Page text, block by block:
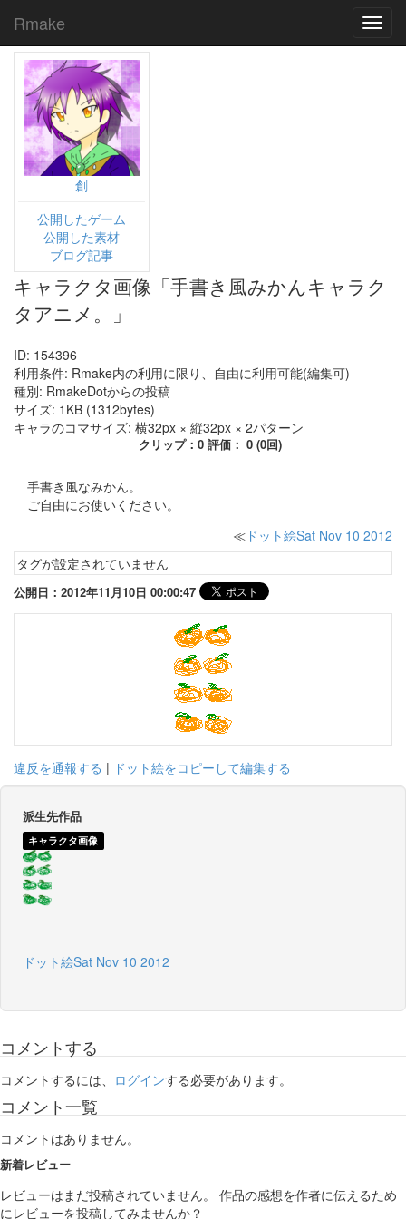
Rmake
創
公開したゲーム
公開した素材
ブログ記事
キャラクタ画像「手書き風みかんキャラク
タアニメ。」
ID: 154396
利用条件: Rmake内の利用に限り、自由に利用可能(編集可)
種別: RmakeDotからの投稿
サイズ: 1KB (1312bytes)
キャラのコマサイズ: 横32px × 縦32px × 2パターン
クリップ：0 評価： 0 (0回)
手書き風なみかん。
ご自由にお使いください。
≪ ドット絵Sat Nov 10 2012
タグが設定されていません
公開日：2012年11月10日 00:00:47
違反を通報する | ドット絵をコピーして編集する
派生先作品
キャラクタ画像
ドット絵Sat Nov 10 2012
コメントする
コメントするには、 ログインする必要があります。
コメント一覧
コメントはありません。
新着レビュー
レビューはまだ投稿されていません。 作品の感想を作者に伝えるため
にレビューを投稿してみませんか？